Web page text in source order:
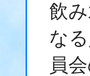
飲
な
員